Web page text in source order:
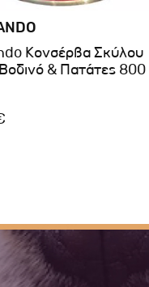
Κονσέρβα Σκύλου
& Πατάτες 800